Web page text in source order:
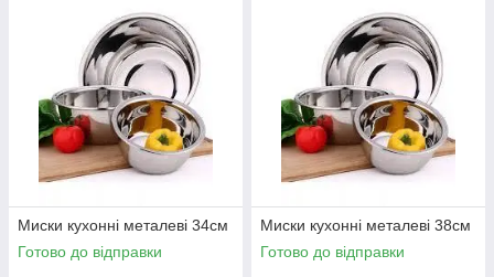
Миски кухонні металеві 34см
Готово до відправки
Миски кухонні металеві 38см
Готово до відправки